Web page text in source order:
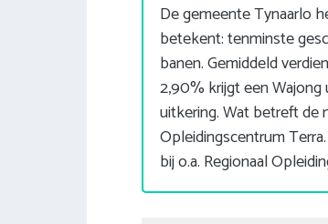
De gemeente Tynaarlo
betekent: tenminste
banen. Gemiddeld
2,90% krijgt een
uitkering. Wat betreft de
Opleidingscentrum
bij o.a. Regionaal